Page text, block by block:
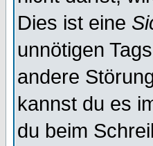
Dies ist eine
unnötigen
andere
kannst du es
du beim